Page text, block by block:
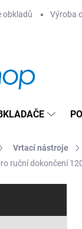
obkladů Výroba
Vrtací nástroje
ruční dokončení